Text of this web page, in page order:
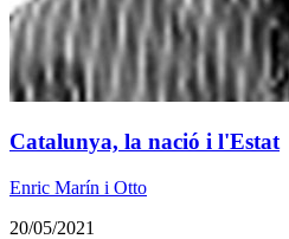
Catalunya, la nació i l'Estat
Enric Marín i Otto
20/05/2021